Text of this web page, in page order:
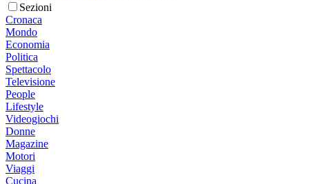
Sezioni
Cronaca
Mondo
Economia
Politica
Spettacolo
Televisione
People
Lifestyle
Videogiochi
Donne
Magazine
Motori
Viaggi
Cucina